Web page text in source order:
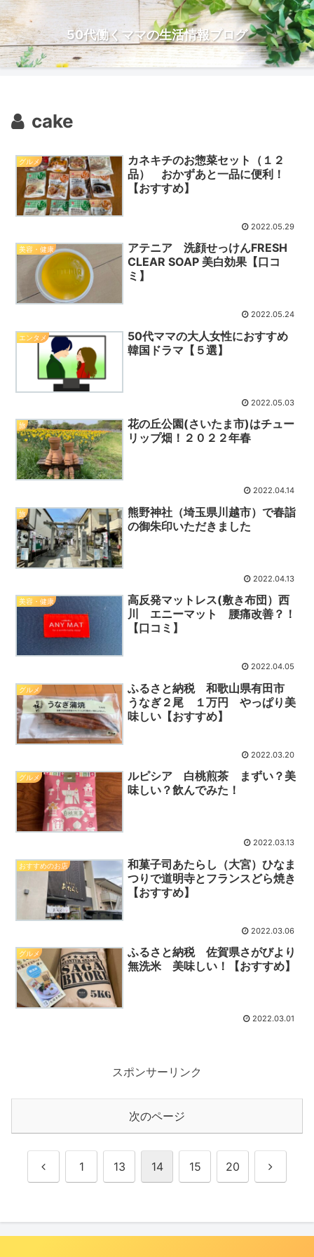
50代働くママの生活情報ブログ
cake
グルメ
カネキチのお惣菜セット（１２
品） おかずあと一品に便利！
【おすすめ】
2022.05.29
美容・健康
アテニア 洗顔せっけんFRESH
CLEAR SOAP 美白効果【口コ
ミ】
2022.05.24
エンタメ
50代ママの大人女性におすすめ
韓国ドラマ【５選】
2022.05.03
旅
花の丘公園(さいたま市)はチュー
リップ畑！２０２２年春
2022.04.14
旅
熊野神社（埼玉県川越市）で春詣
の御朱印いただきました
2022.04.13
美容・健康
高反発マットレス(敷き布団）西
川 エニーマット 腰痛改善？！
【口コミ】
2022.04.05
グルメ
ふるさと納税 和歌山県有田市
うなぎ２尾 １万円 やっぱり美
味しい【おすすめ】
2022.03.20
グルメ
ルピシア 白桃煎茶 まずい？美
味しい？飲んでみた！
2022.03.13
おすすめのお店
和菓子司あたらし（大宮）ひなま
つりで道明寺とフランスどら焼き
【おすすめ】
2022.03.06
グルメ
ふるさと納税 佐賀県さがびより
無洗米 美味しい！【おすすめ】
2022.03.01
スポンサーリンク
次のページ
前 1 13 14 15 20 次